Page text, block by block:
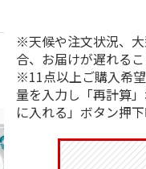
※天候や注文状況、
合、お届けが遅れる
※11点以上ご購入希
量を入力し「再計算
に入れる」ボタン押